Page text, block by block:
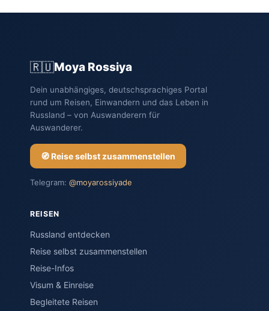
🇷🇺Moya Rossiya
Dein unabhängiges, deutschsprachiges Portal
rund um Reisen, Einwandern und das Leben in
Russland – von Auswanderern für
Auswanderer.
🧭 Reise selbst zusammenstellen
Telegram: @moyarossiyade
REISEN
Russland entdecken
Reise selbst zusammenstellen
Reise-Infos
Visum & Einreise
Begleitete Reisen